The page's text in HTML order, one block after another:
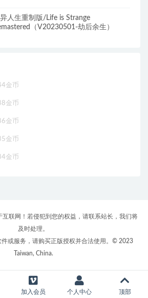
人生重制版/Life is Strange
（V20230501-劫后余生）
金币
金币
金币
金币
金币
互联网！若侵犯到您的权益，请联系站长，我们将
及时处理。
或服务，请购买正版授权并合法使用。© 2023
Taiwan, China.
加入会员 个人中心 顶部